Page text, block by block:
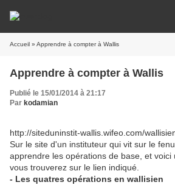
Accueil » Apprendre à compter à Wallis
Apprendre à compter à Wallis
Publié le 15/01/2014 à 21:17
Par kodamian
http://siteduninstit-wallis.wifeo.com/
Sur le site d'un instituteur qui vit sur le
apprendre les opérations de base, et voici
vous trouverez sur le lien indiqué.
- Les quatres opérations en wallisien